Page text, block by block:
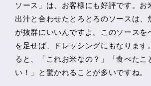
ソース」は、お客様にも好評です。お
出汁と合わせたとろとろのソースは、
が抜群にいいんですよ。このソースを
を足せば、ドレッシングにもなります
ると、「これお米なの？」「食べたこ
い！」と驚かれることが多いですね。